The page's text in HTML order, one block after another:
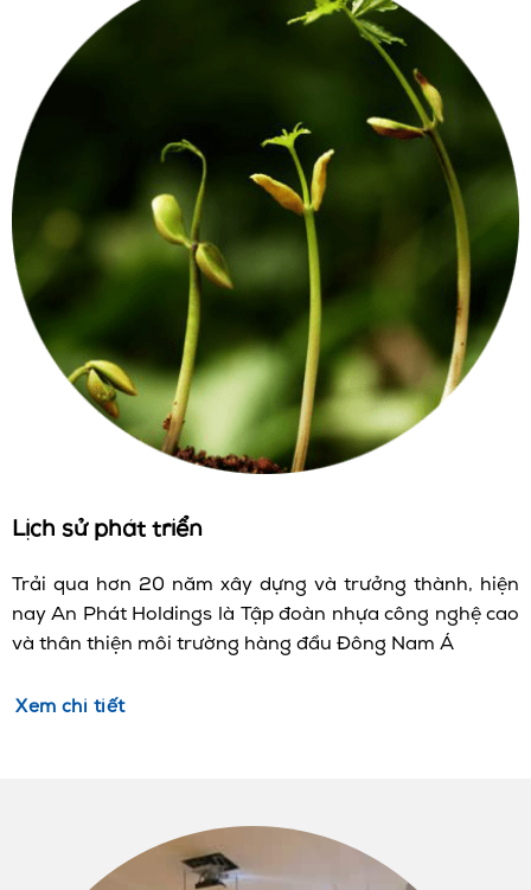
Lịch sử phát triển
Trải qua hơn 20 năm xây dựng và trưởng thành, hiện
nay An Phát Holdings là Tập đoàn nhựa công nghệ cao
và thân thiện môi trường hàng đầu Đông Nam Á
Xem chi tiết